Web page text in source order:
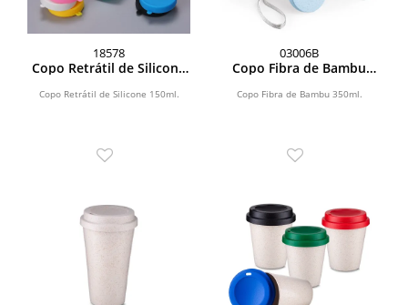
18578
Copo Retrátil de Silicone
Copo Retrátil de Silicone 150ml.
03006B
Copo Fibra de Bambu
Copo Fibra de Bambu 350ml.